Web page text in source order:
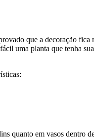
que a decoração
uma planta que tenha
quanto em vasos dentro